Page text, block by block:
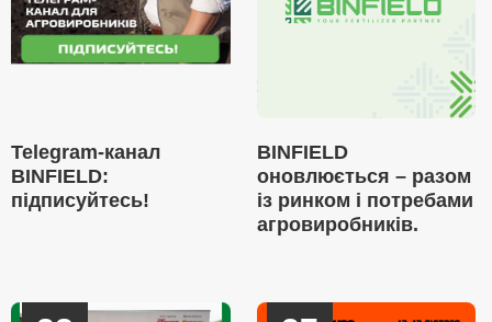
Telegram-канал
BINFIELD:
підписуйтесь!
BINFIELD
оновлюється – разом
із ринком і потребами
агровиробників.